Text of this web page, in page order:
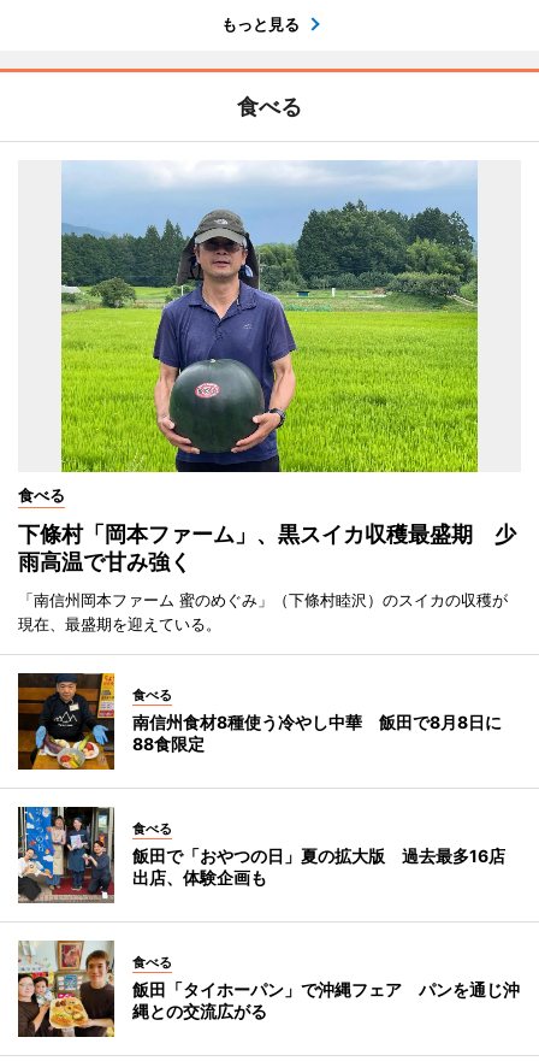
もっと見る
食べる
食べる
下條村「岡本ファーム」、黒スイカ収穫最盛期 少
雨高温で甘み強く
「南信州岡本ファーム 蜜のめぐみ」（下條村睦沢）のスイカの収穫が
現在、最盛期を迎えている。
食べる
南信州食材8種使う冷やし中華 飯田で8月8日に
88食限定
食べる
飯田で「おやつの日」夏の拡大版 過去最多16店
出店、体験企画も
食べる
飯田「タイホーパン」で沖縄フェア パンを通じ沖
縄との交流広がる